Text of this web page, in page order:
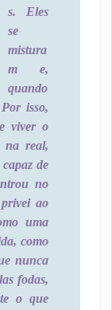
s. Eles
se
mistura
m e,
quando
isso,
viver o
na real,
de
no
ao
uma
como
nunca
fodas,
o que